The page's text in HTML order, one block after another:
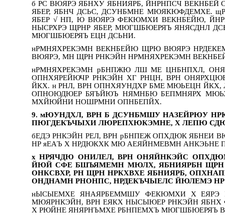
б РС ВЮЯРЭ ЯБНХУ ЯБНИЯРБ, ЙНРНПСЧ
ЯБЕР, ЯБНЧ ДСЬС, ДСУНБМНЕ МЮЯКЮФДЕМХЕ.
ЯБЕР √ НП, Ю ВЮЯРЭ ФЕКЮМХИ ВЕКНБЕЙЮ,
НЫСРХРЭ ЩРНР ЯБЕР, МЮГШБЮЕРЯЪ ЯНЯСДНЛ
МЮГШБЮЕРЯЪ ЕЦН ДСЬНИ.
нРМНЯХРЕКЭМН ВЕКНБЕЙЮ ЩРЮ ВЮЯРЭ
ВЮЯРЭ, МН ЩРН РНКЭЙН НРМНЯХРЕКЭМН
нРМНЯХРЕКЭМН рБНПЖЮ ЛШ МЕ ЦНБНПХЛ,
ОПНХЯРЕЙЮЧР РНКЭЙН ХГ РНЦН, ВРН
ЙКХ. н РНЛ, ВРН ОПНХЯУНДХР БМЕ МЮЬЕЦН
ОПНОЮДЮЕР БЯЪЙЮЪ НЯМНБЮ БЕПМНЯРХ
МХЙЮЙНИ НОШРМНИ ОПНБЕПЙХ.
9. мЮУНДХЛ, ВРН Б ДСУНБМШУ НАЗЕЙРЮУ
ПЮГДЕКЪЧЫХИ ЛЮРЕПХЮКЭМНЕ, Х ЛЕПЮ
бЕДЭ РНКЭЙН РЕЛ, ВРН рБНПЕЖ ОПХДЮК ЯБНЕИ
НР яЕАЪ Х НРДЮКХК МЮ АЕЯЙНМЕВМН АНКЭЬНЕ
х НРЯЧДЮ ОНИЛЕЛ, ВРН ОНЯЙНКЭЙС
ЙЮЙ СФЕ БШЪЯМЕМН МЮЛХ, ЯБНИЯРБН
ОНКСВХР, РН ЩРН НРКХВХЕ ЯБНИЯРБ,
ОНДНАМН РНОНПС, НРДЕКЪЧЫЕЛС ЙЮЛЕМЭ
нЫСЫЕМХЕ ЯНАЯРБЕММШУ ФЕКЮМХИ Х ЕЯРЭ
МЮЯРНКЭЙН, ВРН ЕЯКХ НЫСЫЮЕР РНКЭЙН
Х РЮЙНЕ ЯНЯРНЪМХЕ РБНПЕМХЪ МЮГШБЮЕРЯЪ